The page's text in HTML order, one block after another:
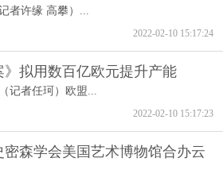
者许缘 高攀）...
2022-02-10 15:17:24
》拟用数百亿欧元提升产能
记者任珂）欧盟...
2022-02-10 15:17:23
森学会美国艺术博物馆合办云